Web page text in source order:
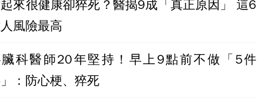
來很健康卻猝死？醫揭9成「真正原因」 這6
風險最高
科醫師20年堅持！早上9點前不做「5件
：防心梗、猝死